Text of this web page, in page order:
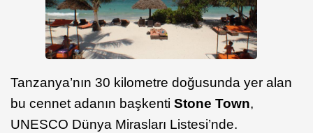
Tanzanya’nın 30 kilometre doğusunda yer alan
bu cennet adanın başkenti Stone Town,
UNESCO Dünya Mirasları Listesi’nde.